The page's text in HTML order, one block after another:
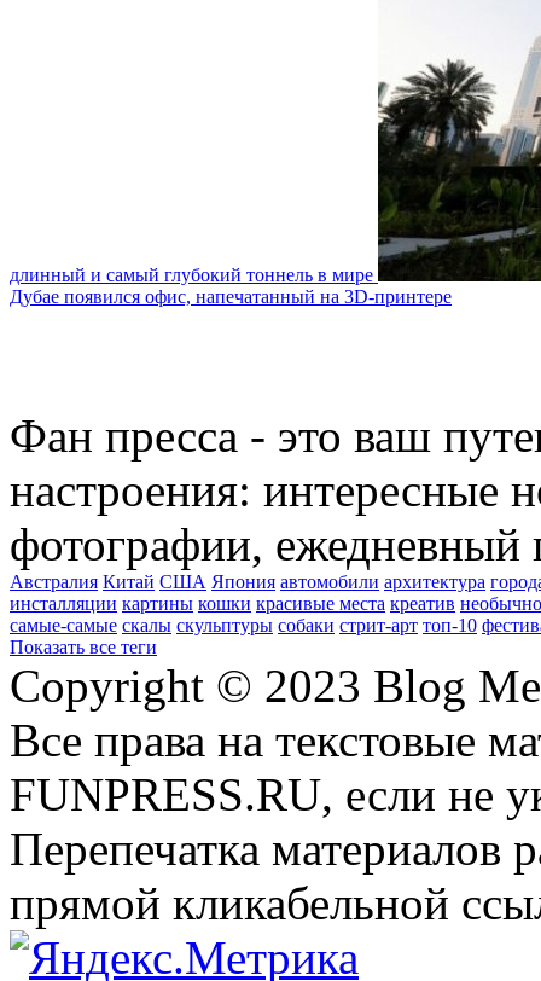
длинный и самый глубокий тоннель в мире
Дубае появился офис, напечатанный на 3D-принтере
Фан пресса - это ваш
настроения: интересные
фотографии, ежедневный
Австралия Китай США Япония автомобили архитектура
инсталляции картины кошки красивые места креатив
самые-самые скалы скульптуры собаки стрит-арт топ-10
Показать все теги
Copyright © 2023 Blog
Все права на текстовые
FUNPRESS.RU, если не
Перепечатка материалов
прямой кликабельной